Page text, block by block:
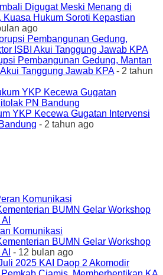
Digugat Meski Menang di
Kuasa Hukum Soroti Kepastian
ago
Pembangunan Gedung, Mantan
Tanggung Jawab KPA- 2 tahun
YKP Kecewa Gugatan Intervensi
- 2 tahun ago
Komunikasi
BUMN Gelar Workshop
- 12 bulan ago